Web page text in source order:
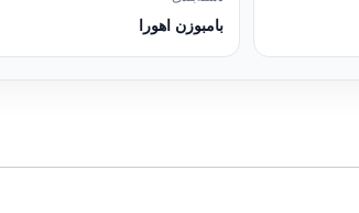
بامبوزن اهورا